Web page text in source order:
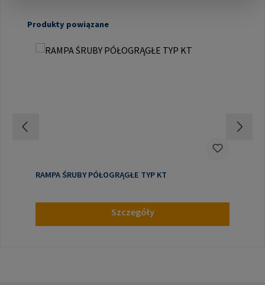
Pomiń galerię produktów
Produkty powiązane
RAMPA ŚRUBY PÓŁOGRĄGŁE TYP KT
Szczegóły